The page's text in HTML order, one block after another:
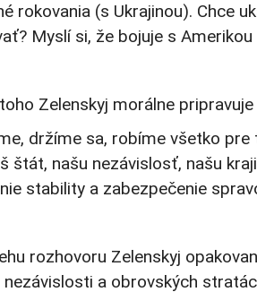
rokovania (s Ukrajinou). Chce
Myslí si, že bojuje s Amerikou
Zelenskyj morálne
držíme sa, robíme všetko
štát, našu nezávislosť, našu
stability a zabezpečenie
rozhovoru Zelenskyj
nezávislosti a obrovských